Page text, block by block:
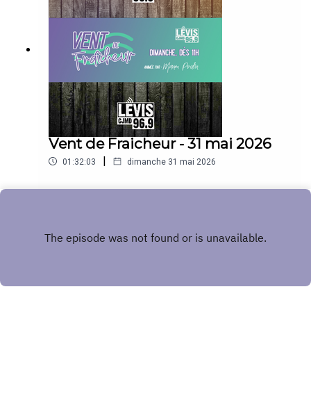
Vent de Fraicheur - 31 mai 2026
01:32:03 | dimanche 31 mai 2026